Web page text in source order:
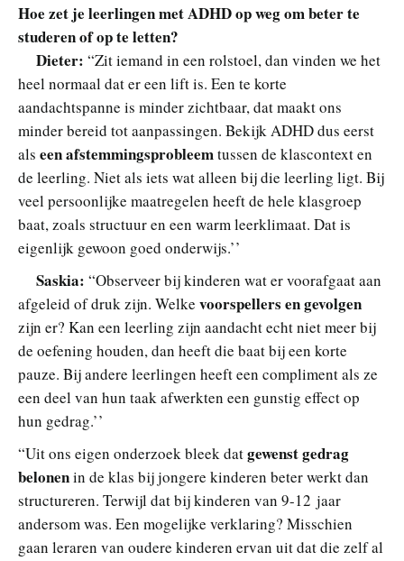
Hoe zet je leerlingen met ADHD op weg om beter te
studeren of op te letten?
Dieter: “Zit iemand in een rolstoel, dan vinden we het
heel normaal dat er een lift is. Een te korte
aandachtspanne is minder zichtbaar, dat maakt ons
minder bereid tot aanpassingen. Bekijk ADHD dus eerst
als een afstemmingsprobleemtussen de klascontext en
de leerling. Niet als iets wat alleen bij die leerling ligt. Bij
veel persoonlijke maatregelen heeft de hele klasgroep
baat, zoals structuur en een warm leerklimaat. Dat is
eigenlijk gewoon goed onderwijs.’’
Saskia: “Observeer bij kinderen wat er voorafgaat aan
afgeleid of druk zijn. Welke voorspellers en gevolgen
zijn er? Kan een leerling zijn aandacht echt niet meer bij
de oefening houden, dan heeft die baat bij een korte
pauze. Bij andere leerlingen heeft een compliment als ze
een deel van hun taak afwerkten een gunstig effect op
hun gedrag.’’
“Uit ons eigen onderzoek bleek datgewenst gedrag
belonenin de klas bij jongere kinderen beter werkt dan
structureren. Terwijl dat bij kinderen van 9-12 jaar
andersom was. Een mogelijke verklaring? Misschien
gaan leraren van oudere kinderen ervan uit dat die zelf al